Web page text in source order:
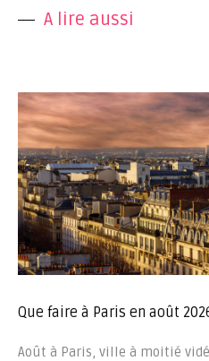
A lire aussi
Que faire à Paris en août
Août à Paris, ville à moitié